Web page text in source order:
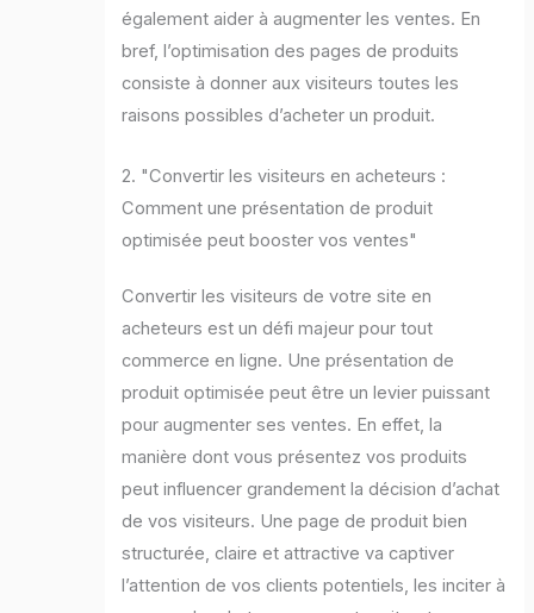
également aider à augmenter les ventes. En
bref, l’optimisation des pages de produits
consiste à donner aux visiteurs toutes les
raisons possibles d’acheter un produit.
2. "Convertir les visiteurs en acheteurs :
Comment une présentation de produit
optimisée peut booster vos ventes"
Convertir les visiteurs de votre site en
acheteurs est un défi majeur pour tout
commerce en ligne. Une présentation de
produit optimisée peut être un levier puissant
pour augmenter ses ventes. En effet, la
manière dont vous présentez vos produits
peut influencer grandement la décision d’achat
de vos visiteurs. Une page de produit bien
structurée, claire et attractive va captiver
l’attention de vos clients potentiels, les inciter à